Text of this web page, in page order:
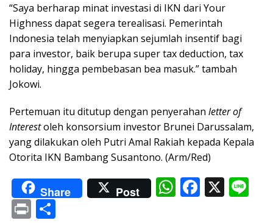
“Saya berharap minat investasi di IKN dari Your
Highness dapat segera terealisasi. Pemerintah
Indonesia telah menyiapkan sejumlah insentif bagi
para investor, baik berupa super tax deduction, tax
holiday, hingga pembebasan bea masuk.” tambah
Jokowi.
Pertemuan itu ditutup dengan penyerahan letter of
Interestoleh konsorsium investor Brunei Darussalam,
yang dilakukan oleh Putri Amal Rakiah kepada Kepala
Otorita IKN Bambang Susantono. (Arm/Red)
Share Post W F X
Pr